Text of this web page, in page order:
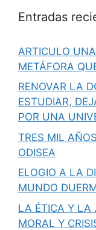
Entradas
ARTICULO
METÁFORA
RENOVAR LA
ESTUDIAR,
POR UNA
TRES MIL
ODISEA
ELOGIO A LA
MUNDO
LA ÉTICA Y LA
MORAL Y